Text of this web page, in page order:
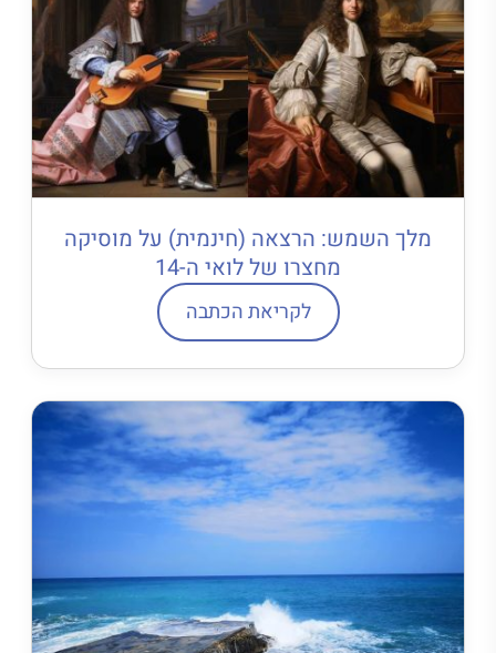
מלך השמש: הרצאה (חינמית) על מוסיקה
מחצרו של לואי ה-14
לקריאת הכתבה